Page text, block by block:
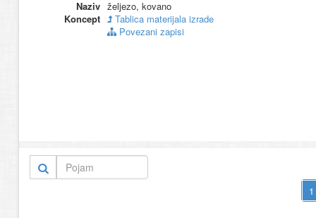
Naziv željezo, kovano
Koncept
Tablica materijala izrade
Povezani zapisi